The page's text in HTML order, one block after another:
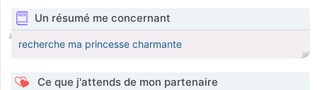
Un résumé me concernant
recherche ma princesse charmante
Ce que j'attends de mon partenaire